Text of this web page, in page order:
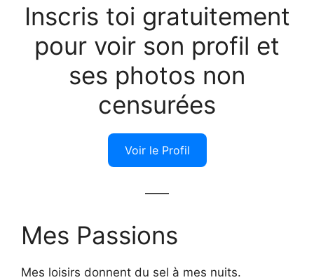
Inscris toi gratuitement
pour voir son profil et
ses photos non
censurées
Voir le Profil
——
Mes Passions
Mes loisirs donnent du sel à mes nuits.